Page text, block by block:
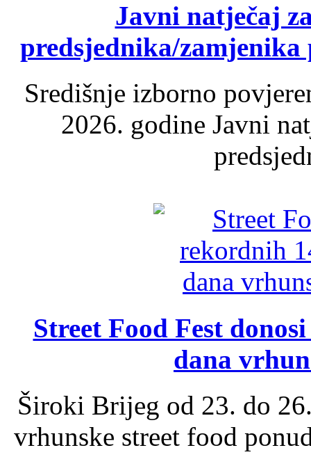
Javni natječaj
predsjednika/
Središnje izborno
2026. godine Javni
Street Food Fest
dana
Široki Brijeg od 23. do
vrhunske street food